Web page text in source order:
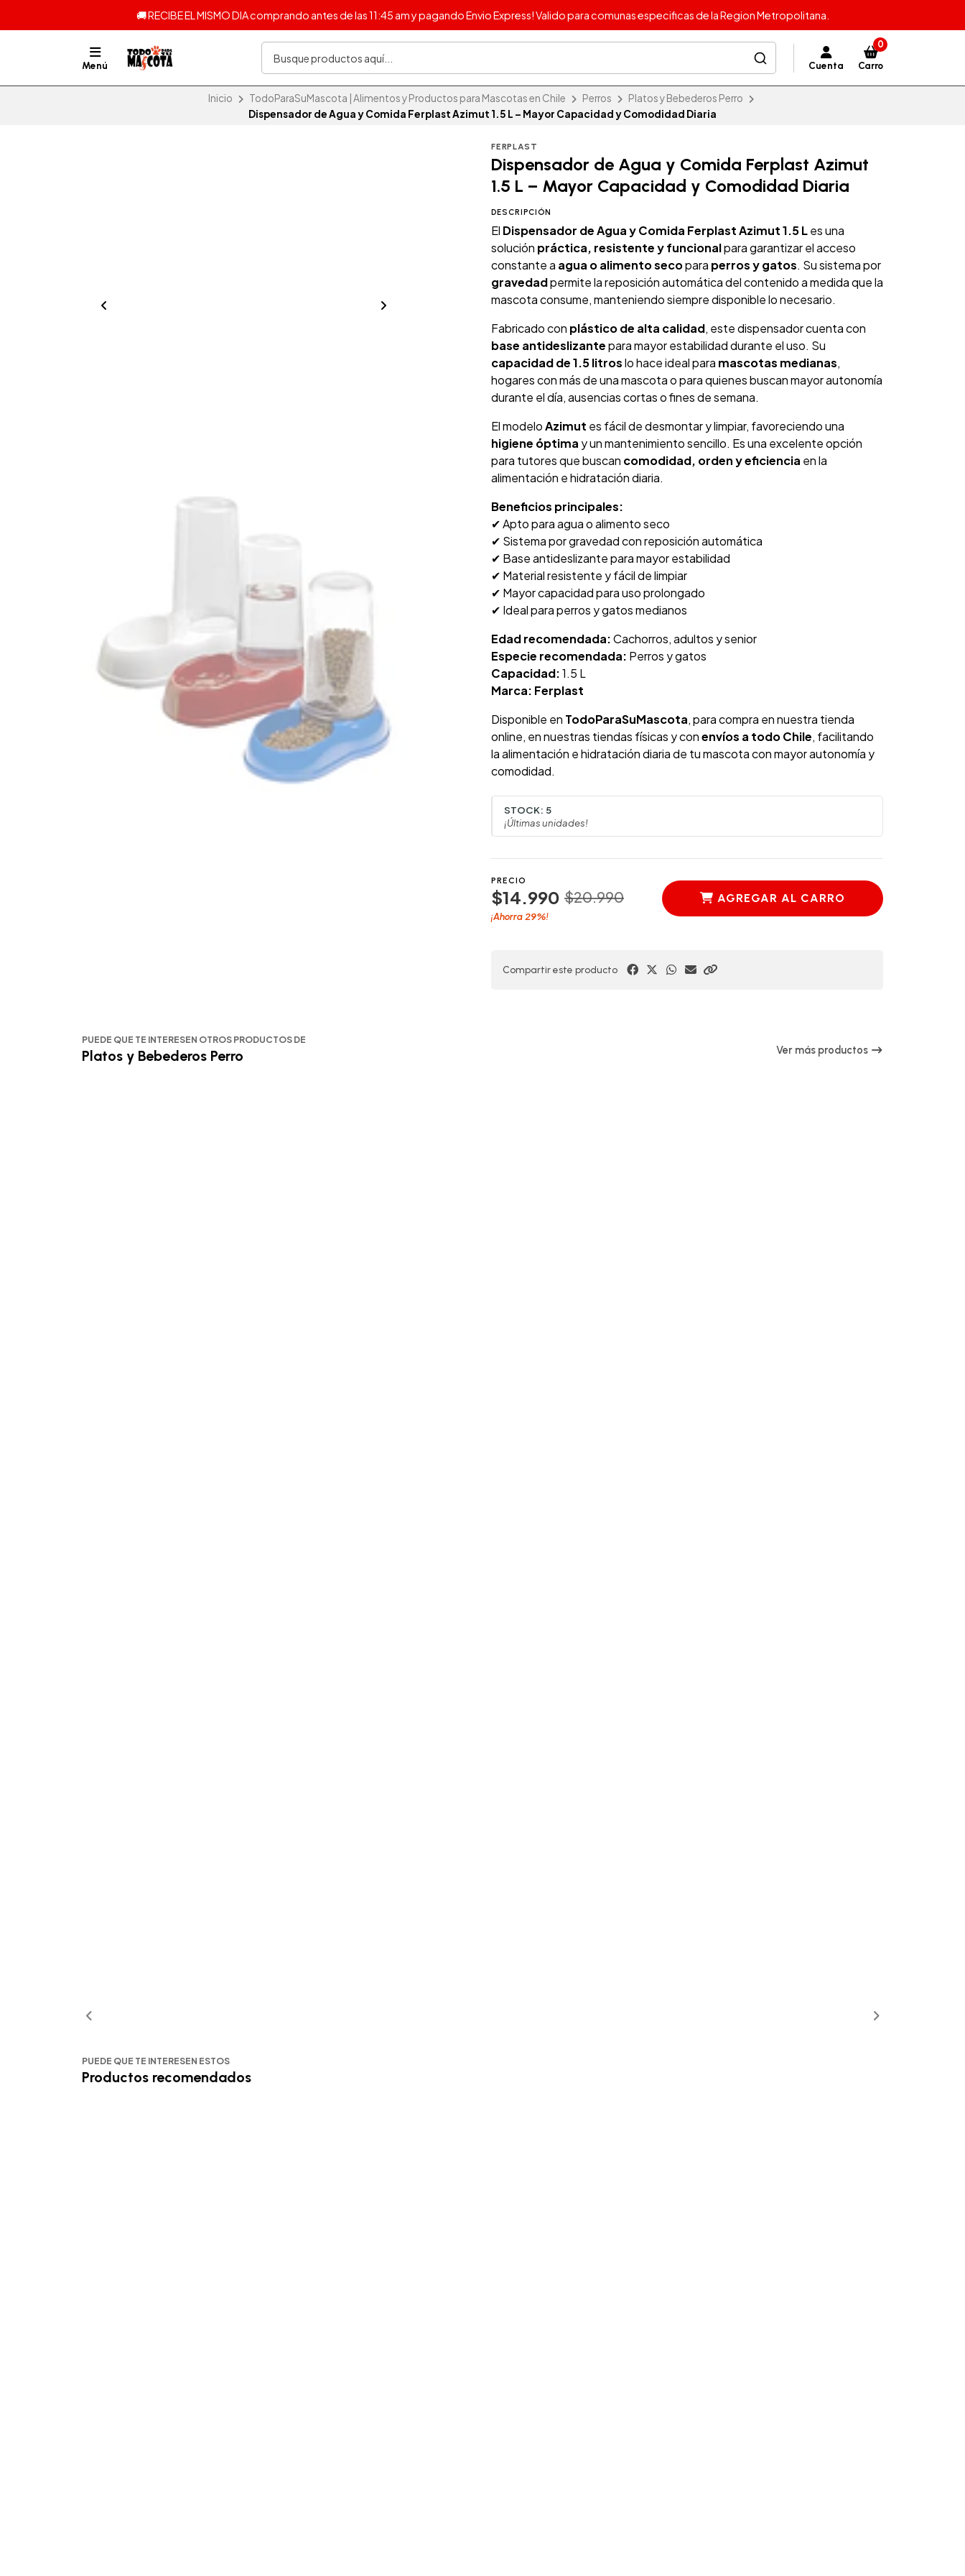
🚚 RECIBE EL MISMO DIA comprando antes de las 11:45 am y pagando Envio Express! Valido para comunas especificas de la Region Metropolitana.
Menú Cuenta
0
Carro
Inicio TodoParaSuMascota | Alimentos y Productos para Mascotas en Chile Perros
Platos y Bebederos Perro
Dispensador de Agua y Comida Ferplast Azimut 1.5 L – Mayor Capacidad y Comodidad Diaria
FERPLAST
Dispensador de Agua y Comida Ferplast Azimut
1.5 L – Mayor Capacidad y Comodidad Diaria
DESCRIPCIÓN
El Dispensador de Agua y Comida Ferplast Azimut 1.5 Les una
solución práctica, resistente y funcionalpara garantizar el acceso
constante a agua o alimento secopara perros y gatos. Su sistema por
gravedadpermite la reposición automática del contenido a medida que la
mascota consume, manteniendo siempre disponible lo necesario.
Fabricado con plástico de alta calidad, este dispensador cuenta con
base antideslizantepara mayor estabilidad durante el uso. Su
capacidad de 1.5 litroslo hace ideal para mascotas medianas,
hogares con más de una mascota o para quienes buscan mayor autonomía
durante el día, ausencias cortas o fines de semana.
El modeloAzimut es fácil de desmontar y limpiar, favoreciendo una
higiene óptima y un mantenimiento sencillo. Es una excelente opción
para tutores que buscan comodidad, orden y eficiencia en la
alimentación e hidratación diaria.
Beneficios principales:
✔ Apto para agua o alimento seco
✔ Sistema por gravedad con reposición automática
✔ Base antideslizante para mayor estabilidad
✔ Material resistente y fácil de limpiar
✔ Mayor capacidad para uso prolongado
✔ Ideal para perros y gatos medianos
Edad recomendada:Cachorros, adultos y senior
Especie recomendada: Perros y gatos
Capacidad:1.5 L
Marca: Ferplast
Disponible en TodoParaSuMascota, para compra en nuestra tienda
online, en nuestras tiendas físicas y conenvíos a todo Chile, facilitando
la alimentación e hidratación diaria de tu mascota con mayor autonomía y
comodidad.
STOCK: 5
¡Últimas unidades!
PRECIO
$14.990 $20.990
¡Ahorra 29%!
AGREGAR AL CARRO
Compartir este producto
PUEDE QUE TE INTERESEN OTROS PRODUCTOS DE
Platos y Bebederos Perro Ver más productos
PUEDE QUE TE INTERESEN ESTOS
Productos recomendados